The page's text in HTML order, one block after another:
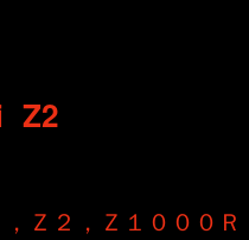
Z2
２，Ｚ１０００Ｒ